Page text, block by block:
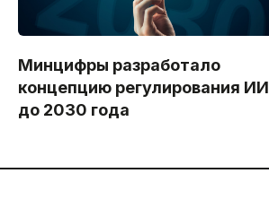
Минцифры разработало
концепцию регулирования ИИ
до 2030 года